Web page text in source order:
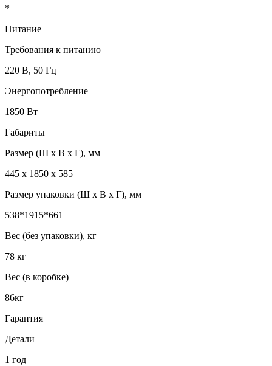
*
Питание
Требования к питанию
220 В, 50 Гц
Энергопотребление
1850 Вт
Габариты
Размер (Ш x В x Г), мм
445 x 1850 x 585
Размер упаковки (Ш x В x Г), мм
538*1915*661
Вес (без упаковки), кг
78 кг
Вес (в коробке)
86кг
Гарантия
Детали
1 год